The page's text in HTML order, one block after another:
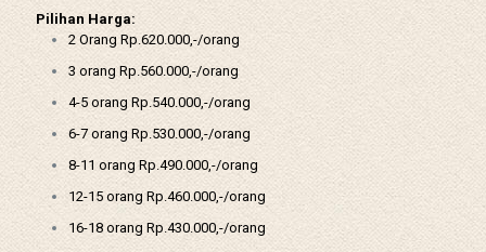
Pilihan Harga:
2 Orang Rp.620.000,-/orang
3 orang Rp.560.000,-/orang
4-5 orang Rp.540.000,-/orang
6-7 orang Rp.530.000,-/orang
8-11 orang Rp.490.000,-/orang
12-15 orang Rp.460.000,-/orang
16-18 orang Rp.430.000,-/orang